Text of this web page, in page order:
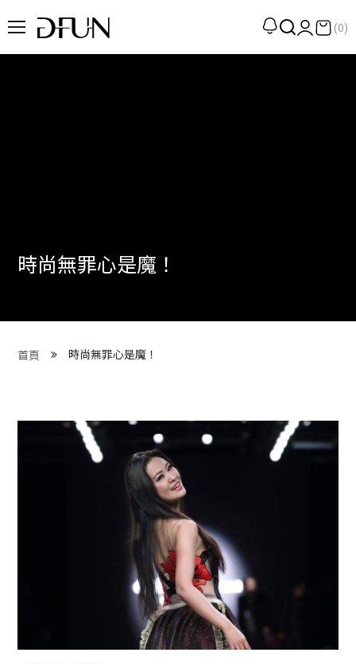
展
們 About DFUN
藏 Cover Archives
(0)
時尚無罪心是魔！
首頁 時尚無罪心是魔！